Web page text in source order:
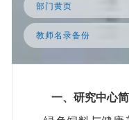
部门黄页
教师名录备份
一、 研究中心